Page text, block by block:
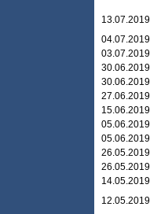
13.07.2019
04.07.2019
03.07.2019
30.06.2019
30.06.2019
27.06.2019
15.06.2019
05.06.2019
05.06.2019
26.05.2019
26.05.2019
14.05.2019
12.05.2019